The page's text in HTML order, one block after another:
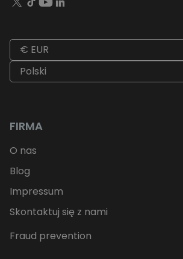
€ EUR
Polski
FIRMA
O nas
Blog
Impressum
Skontaktuj się z nami
Fraud prevention